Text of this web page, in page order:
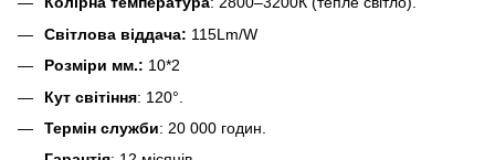
Світлова віддача: 115Lm/W
Розміри мм.: 10*2
Кут світіння: 120°.
Термін служби: 20 000 годин.